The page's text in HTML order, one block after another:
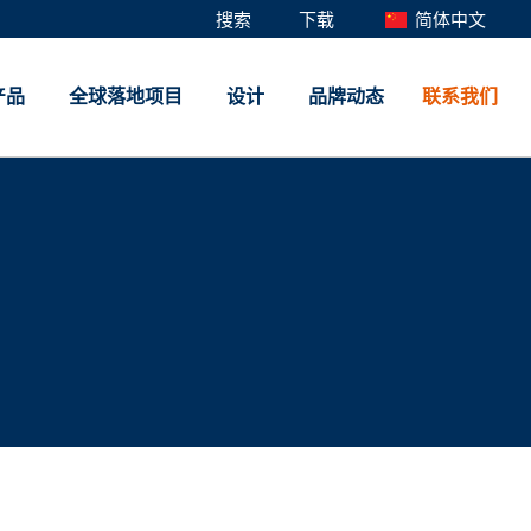
搜索 下载 简体中文
品 全球落地项目 设计 品牌动态 联系我们